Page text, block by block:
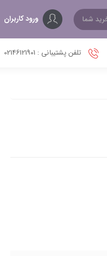
شما ورود کاربران
تلفن پشتیبانی : 02146121901